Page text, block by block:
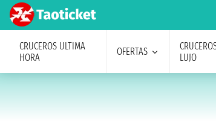
CRUCEROS ULTIMA
HORA
OFERTAS
LUJO